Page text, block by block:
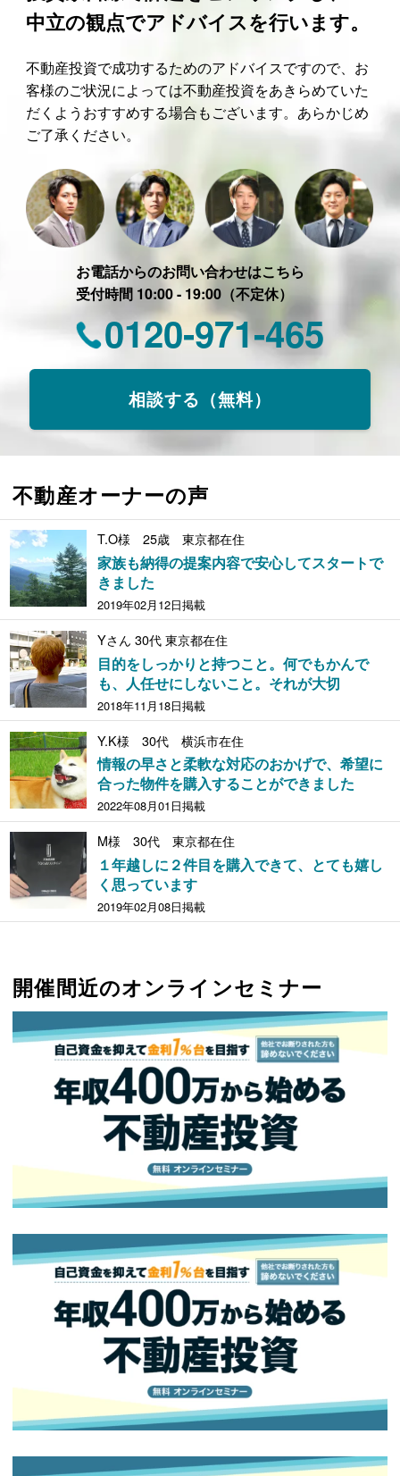
中立の観点でアドバイスを行います。
不動産投資で成功するためのアドバイスですので、お
客様のご状況によっては不動産投資をあきらめていた
だくようおすすめする場合もございます。あらかじめ
ご了承ください。
お電話からのお問い合わせはこちら
受付時間 10:00 - 19:00（不定休）
0120-971-465
相談する（無料）
不動産オーナーの声
T.O様 25歳 東京都在住
家族も納得の提案内容で安心してスタートで
きました
2019年02月12日掲載
Yさん 30代 東京都在住
目的をしっかりと持つこと。何でもかんで
も、人任せにしないこと。それが大切
2018年11月18日掲載
Y.K様 30代 横浜市在住
情報の早さと柔軟な対応のおかげで、希望に
合った物件を購入することができました
2022年08月01日掲載
M様 30代 東京都在住
１年越しに２件目を購入できて、とても嬉し
く思っています
2019年02月08日掲載
開催間近のオンラインセミナー